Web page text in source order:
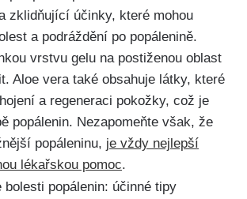
zklidňující účinky, které mohou
a podráždění‍ po popálenině.
vrstvu gelu na postiženou oblast
Aloe vera také obsahuje⁣ látky, které
a regeneraci​ pokožky, ⁤což je
popálenin. Nezapomeňte však, ⁣že
popáleninu,​ je vždy nejlepší
lékařskou pomoc.